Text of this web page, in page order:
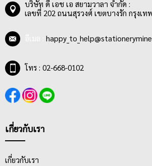
หรือ 3 ฟุต 100 ซ.ม. ซึ่งราคาของไม้บรรทัดเหล็ก
ของความยาว
บริษัท ดี เอช เอ สยามวาลา จำกัด :
เลขที่ 202 ถนนสุรวงศ์ เขตบางรัก กรุงเท
โทร : 02-668-0102
เกี่ยวกับเรา
เกี่ยวกับเรา